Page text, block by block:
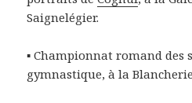
Saignelégier.
▪ Championnat romand des
gymnastique, à la